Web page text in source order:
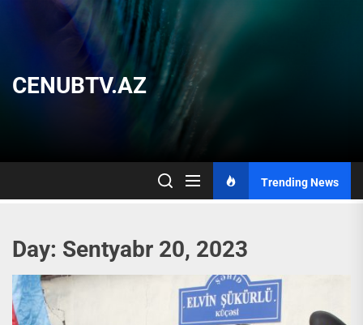
CENUBTV.AZ
Trending News
Day: Sentyabr 20, 2023